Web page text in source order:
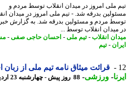
ملی امروز در میدان انقلاب توسط مردم و
بدرقه شد. - تیم ملی امروز در میدان انقلاب
مردم و مسئولین بدرقه شد. به گزارش
انقلاب توسط ...
انقلاب-تیم ملی -احسان حاجی صفی-
- تیم
قرائت میثاق نامه تیم ملی از زبان
-ورزشی-88 روز پیش - چهارشنبه 23 اردیبهشت 1405، 22:30